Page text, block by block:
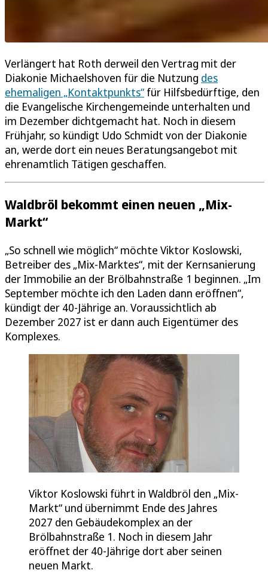
Verlängert hat Roth derweil den Vertrag mit der
Diakonie Michaelshoven für die Nutzung des
ehemaligen „Kontaktpunkts“ für Hilfsbedürftige, den
die Evangelische Kirchengemeinde unterhalten und
im Dezember dichtgemacht hat. Noch in diesem
Frühjahr, so kündigt Udo Schmidt von der Diakonie
an, werde dort ein neues Beratungsangebot mit
ehrenamtlich Tätigen geschaffen.
Waldbröl bekommt einen neuen „Mix-
Markt“
„So schnell wie möglich“ möchte Viktor Koslowski,
Betreiber des „Mix-Marktes“, mit der Kernsanierung
der Immobilie an der Brölbahnstraße 1 beginnen. „Im
September möchte ich den Laden dann eröffnen“,
kündigt der 40-Jährige an. Voraussichtlich ab
Dezember 2027 ist er dann auch Eigentümer des
Komplexes.
Viktor Koslowski führt in Waldbröl den „Mix-
Markt“ und übernimmt Ende des Jahres
2027 den Gebäudekomplex an der
Brölbahnstraße 1. Noch in diesem Jahr
eröffnet der 40-Jährige dort aber seinen
neuen Markt.